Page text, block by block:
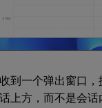
到一个弹出窗口
上方，而不是会话